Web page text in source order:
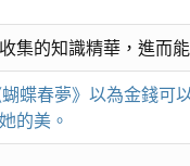
集的知識精華，進而
蝶春夢》以為金錢可
的美。